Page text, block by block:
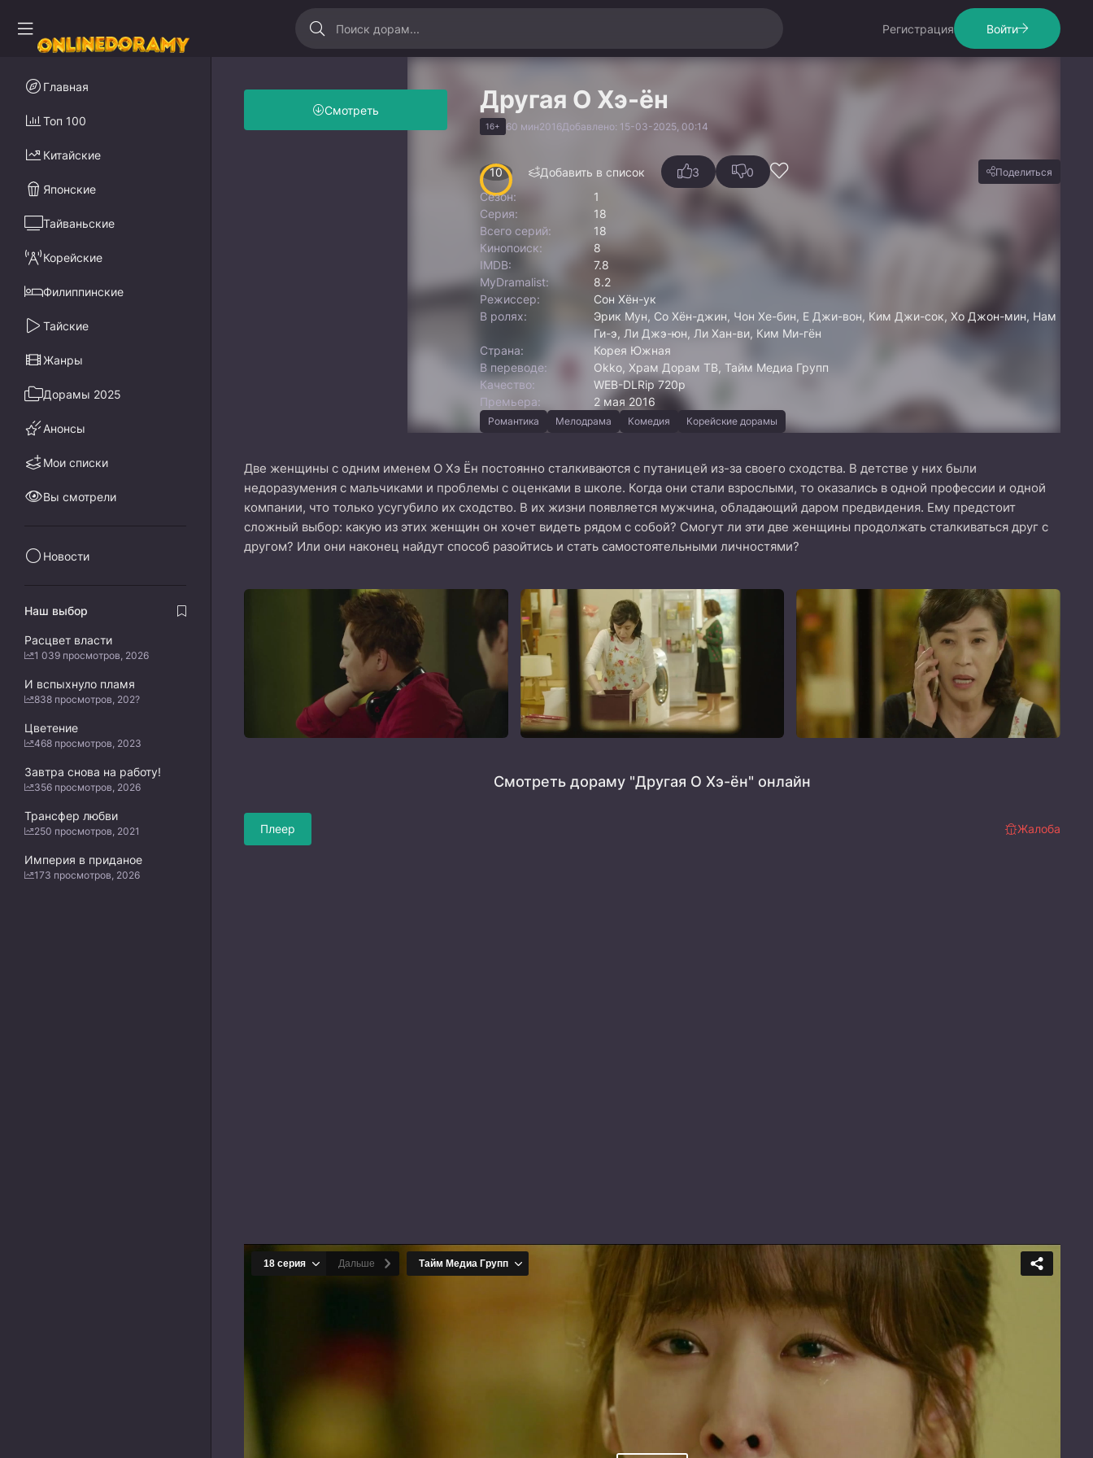
Регистрация Войти
Другая О Хэ-ён
16+ 60 мин2016Добавлено: 15-03-2025, 00:14
Смотреть
10 Добавить в список 3 0 Поделиться
Сезон:
1
Серия:
18
Всего серий:
18
Кинопоиск:
8
IMDB:
7.8
MyDramalist:
8.2
Режиссер:
Сон Хён-ук
В ролях:
Эрик Мун, Со Хён-джин, Чон Хе-бин, Е Джи-вон, Ким Джи-сок, Хо Джон-мин, Нам
Ги-э, Ли Джэ-юн, Ли Хан-ви, Ким Ми-гён
Страна:
Корея Южная
В переводе:
Okko, Храм Дорам ТВ, Тайм Медиа Групп
Качество:
WEB-DLRip 720p
Премьера:
2 мая 2016
Романтика Мелодрама Комедия Корейские дорамы
Две женщины с одним именем О Хэ Ён постоянно сталкиваются с путаницей из-за своего сходства. В детстве у них были
недоразумения с мальчиками и проблемы с оценками в школе. Когда они стали взрослыми, то оказались в одной профессии и одной
компании, что только усугубило их сходство. В их жизни появляется мужчина, обладающий даром предвидения. Ему предстоит
сложный выбор: какую из этих женщин он хочет видеть рядом с собой? Смогут ли эти две женщины продолжать сталкиваться друг с
другом? Или они наконец найдут способ разойтись и стать самостоятельными личностями?
Смотреть дораму "Другая О Хэ-ён" онлайн
Плеер Жалоба
Главная
Топ 100
Китайские
Японские
Тайваньские
Корейские
Филиппинские
Тайские
Жанры
Дорамы 2025
Анонсы
Мои списки
Вы смотрели
Новости
Наш выбор
Расцвет власти
1 039 просмотров, 2026
И вспыхнуло пламя
838 просмотров, 202?
Цветение
468 просмотров, 2023
Завтра снова на работу!
356 просмотров, 2026
Трансфер любви
250 просмотров, 2021
Империя в приданое
173 просмотров, 2026